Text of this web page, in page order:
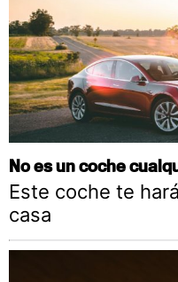
No es un coche
Este coche te
casa